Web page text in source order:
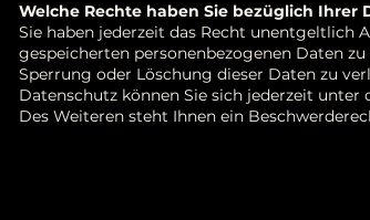
Welche Rechte haben Sie bezüglich Ihrer
Sie haben jederzeit das Recht unentgeltlich
gespeicherten personenbezogenen Daten
Sperrung oder Löschung dieser Daten zu
Datenschutz können Sie sich jederzeit unter
Des Weiteren steht Ihnen ein